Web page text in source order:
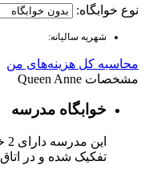
نوع خوابگاه:
شهریه سالیانه:
محاسبه کل هزینه‌های من
مشخصات Queen Anne
خوابگاه مدرسه
تفکیک شده و در اتاق‌های 1 الی 3 نفره اسکان